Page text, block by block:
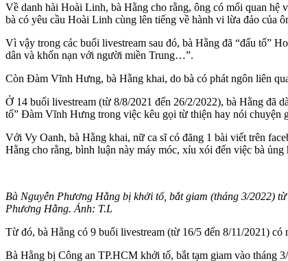
Về danh hài Hoài Linh, bà Hằng cho rằng, ông có mối quan hệ
bà có yêu cầu Hoài Linh cùng lên tiếng về hành vi lừa đảo của
Vì vậy trong các buổi livestream sau đó, bà Hằng đã “đấu tố”
dân và khốn nạn với người miền Trung…”.
Còn Đàm Vĩnh Hưng, bà Hằng khai, do bà có phát ngôn liên
Ở 14 buổi livestream (từ 8/8/2021 đến 26/2/2022), bà Hằng đã
tố” Đàm Vĩnh Hưng trong việc kêu gọi từ thiện hay nói chuyện
Với Vy Oanh, bà Hằng khai, nữ ca sĩ có đăng 1 bài viết trên
Hằng cho rằng, bình luận này máy móc, xỉu xói đến việc bà
Bà Nguyễn Phương Hằng bị khởi tố, bắt giam (tháng 3/2022)
Phương Hằng. Ảnh: T.L
Từ đó, bà Hằng có 9 buổi livestream (từ 16/5 đến 8/11/2021)
Bà Hằng bị Công an TP.HCM khởi tố, bắt tạm giam vào tháng